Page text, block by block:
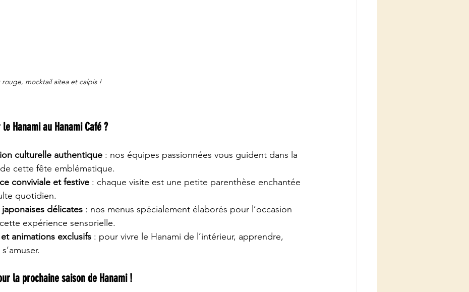
rouge, mocktail aitea et calpis !
Hanami au Hanami Café ?
culturelle authentique : nos équipes passionnées vous guident dans la
cette fête emblématique.
conviviale et festive : chaque visite est une petite parenthèse enchantée
quotidien.
japonaises délicates : nos menus spécialement élaborés pour l’occasion
expérience sensorielle.
animations exclusifs : pour vivre le Hanami de l’intérieur, apprendre,
la prochaine saison de Hanami !